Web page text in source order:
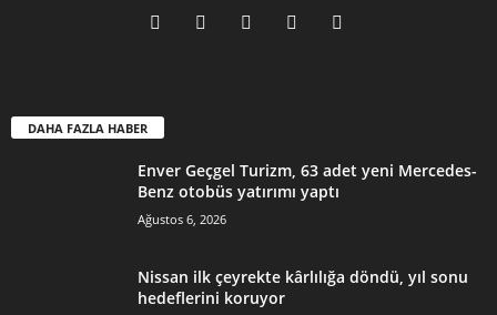
DAHA FAZLA HABER
Enver Geçgel Turizm, 63 adet yeni Mercedes-
Benz otobüs yatırımı yaptı
Ağustos 6, 2026
Nissan ilk çeyrekte kârlılığa döndü, yıl sonu
hedeflerini koruyor